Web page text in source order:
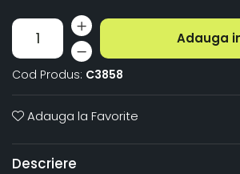
Adauga
Cod Produs: C3858
Adauga la Favorite
Descriere